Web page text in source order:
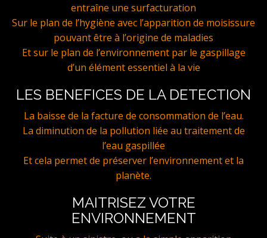
entraîne une surfacturation
Sur le plan de l’hygiène avec l’apparition de moisissure
pouvant être à l’origine de maladies
Et sur le plan de l’environnement par le gaspillage
d’un élément essentiel à la vie
LES BENEFICES DE LA DETECTION
La baisse de la facture de consommation de l’eau.
La diminution de la pollution liée au traitement de
l’eau gaspillée
Et cela permet de préserver l’environnement et la
planète.
MAITRISEZ VOTRE
ENVIRONNEMENT